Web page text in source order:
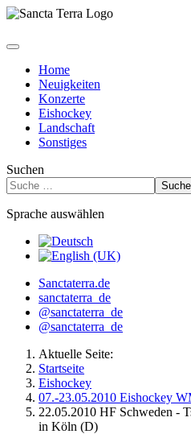
Home
Neuigkeiten
Konzerte
Eishockey
Landschaft
Sonstiges
Suchen
Sprache auswählen
Sanctaterra.de
sanctaterra_de
@sanctaterra_de
@sanctaterra_de
Aktuelle Seite:
Startseite
Eishockey
07.-23.05.2010 Eishockey
22.05.2010 HF Schweden -
in Köln (D)